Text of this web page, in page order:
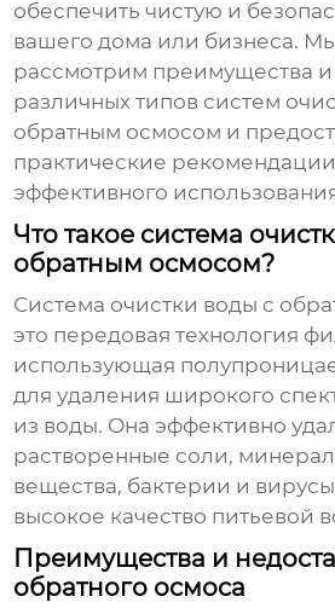
обеспечить чистую и
вашего дома или бизнеса.
рассмотрим преимущества и
различных типов систем
обратным осмосом и
практические
эффективного
Что такое система
обратным осмосом?
Система очистки воды с
это передовая технология
использующая
для удаления широкого
из воды. Она эффективно
растворенные соли,
вещества, бактерии и
высокое качество питьевой
Преимущества и
обратного осмоса